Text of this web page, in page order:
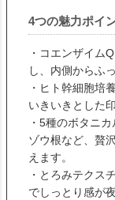
4つの魅力ポイ
・コエンザイム
し、内側からふ
・ヒト幹細胞培
いきいきとした印
・5種のボタニ
ゾウ根など、贅
えます。
・とろみテクス
でしっとり感が